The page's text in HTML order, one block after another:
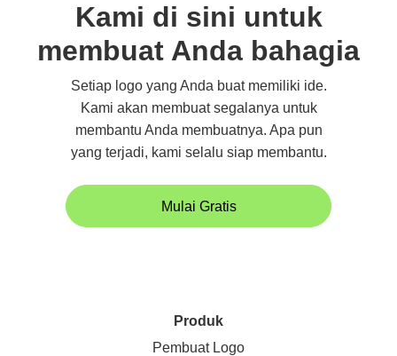
Kami di sini untuk
membuat Anda bahagia
Setiap logo yang Anda buat memiliki ide.
Kami akan membuat segalanya untuk
membantu Anda membuatnya. Apa pun
yang terjadi, kami selalu siap membantu.
Mulai Gratis
Produk
Pembuat Logo